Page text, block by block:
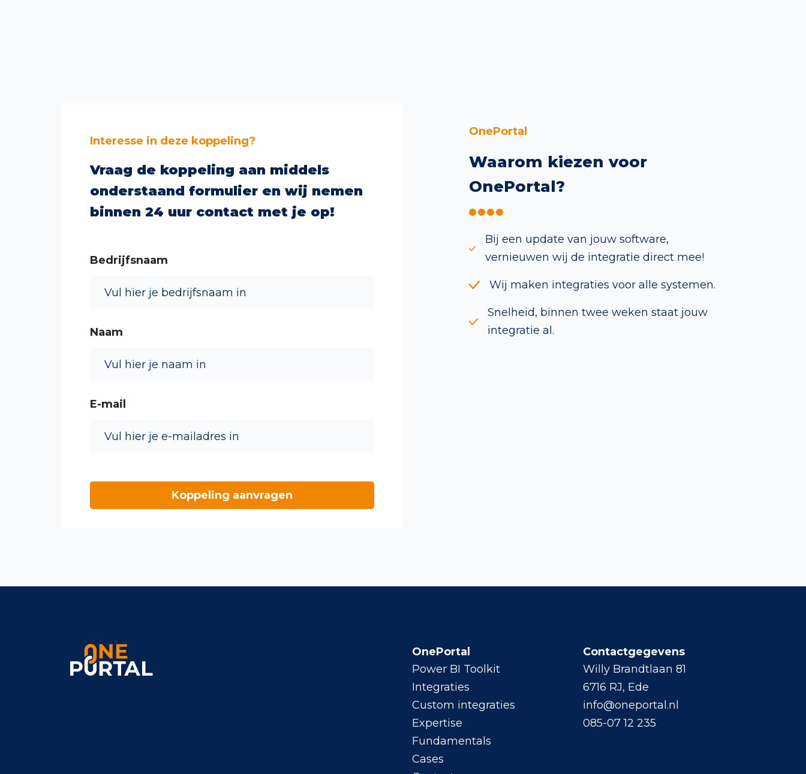
Interesse in deze koppeling?
Vraag de koppeling aan middels
onderstaand formulier en wij nemen
binnen 24 uur contact met je op!
Bedrijfsnaam
Naam
E-mail
OnePortal
Waarom kiezen voor
OnePortal?
Bij een update van jouw software,
vernieuwen wij de integratie direct mee!
Wij maken integraties voor alle systemen.
Snelheid, binnen twee weken staat jouw
integratie al.
OnePortal
Power BI Toolkit
Integraties
Custom integraties
Expertise
Fundamentals
Cases
Contactgegevens
Willy Brandtlaan 81
6716 RJ, Ede
info@oneportal.nl
085-07 12 235